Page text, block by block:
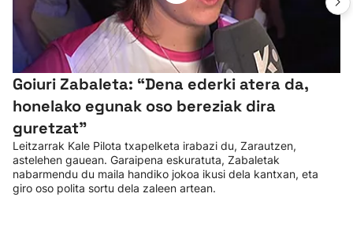
Goiuri Zabaleta: “Dena ederki atera da,
honelako egunak oso bereziak dira
guretzat”
Leitzarrak Kale Pilota txapelketa irabazi du, Zarautzen,
astelehen gauean. Garaipena eskuratuta, Zabaletak
nabarmendu du maila handiko jokoa ikusi dela kantxan, eta
giro oso polita sortu dela zaleen artean.